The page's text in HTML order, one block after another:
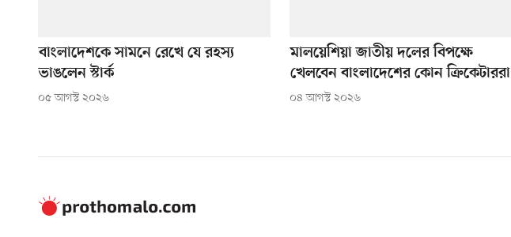
বাংলাদেশকে সামনে রেখে যে রহস্য
ভাঙলেন স্টার্ক
০৫ আগস্ট ২০২৬
মালয়েশিয়া জাতীয় দলের বিপক্ষে
খেলবেন বাংলাদেশের কোন ক্রিকেটাররা
০৪ আগস্ট ২০২৬